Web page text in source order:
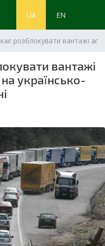
UA EN
розблокувати вантажі
вантажі
українсько-